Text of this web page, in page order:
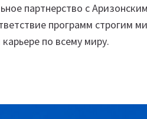
партнерство с
программ строгим
по всему миру.